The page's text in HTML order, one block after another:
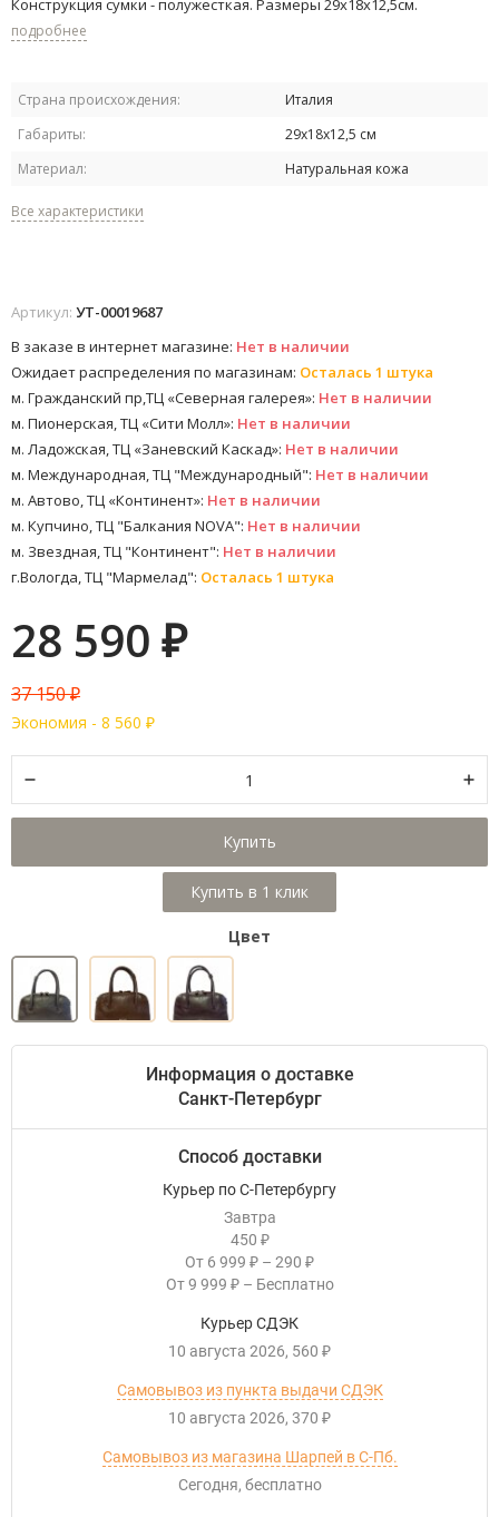
Конструкция сумки - полужесткая.​​ Размеры 29x18x12,5см.
подробнее
Страна происхождения:
Италия
Габариты:
29х18х12,5 см
Материал:
Натуральная кожа
Все характеристики
Артикул: УТ-00019687
В заказе в интернет магазине: Нет в наличии
Ожидает распределения по магазинам: Осталась 1 штука
м. Гражданский пр,ТЦ «Северная галерея»: Нет в наличии
м. Пионерская, ТЦ «Сити Молл»: Нет в наличии
м. Ладожская, ТЦ «Заневский Каскад»: Нет в наличии
м. Международная, ТЦ "Международный": Нет в наличии
м. Автово, ТЦ «Континент»: Нет в наличии
м. Купчино, ТЦ "Балкания NOVA": Нет в наличии
м. Звездная, ТЦ "Континент": Нет в наличии
г.Вологда, ТЦ "Мармелад": Осталась 1 штука
28 590 ₽
37 150₽
Экономия - 8 560 ₽
Купить
Цвет
Информация о доставке
Санкт-Петербург
Способ доставки
Курьер по С-Петербургу
Завтра
450 ₽
От 6 999 ₽ – 290 ₽
От 9 999 ₽ – Бесплатно
Курьер СДЭК
10 августа 2026 560 ₽
Самовывоз из пункта выдачи СДЭК
10 августа 2026 370 ₽
Самовывоз из магазина Шарпей в С-Пб.
Сегодня
Бесплатно